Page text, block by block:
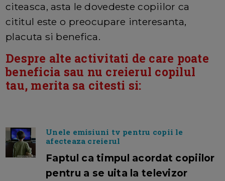
citeasca, asta le dovedeste copiilor ca
cititul este o preocupare interesanta,
placuta si benefica.
Despre alte activitati de care poate
beneficia sau nu creierul copilul
tau, merita sa citesti si:
Unele emisiuni tv pentru copii le
afecteaza creierul
Faptul ca timpul acordat copiilor
pentru a se uita la televizor